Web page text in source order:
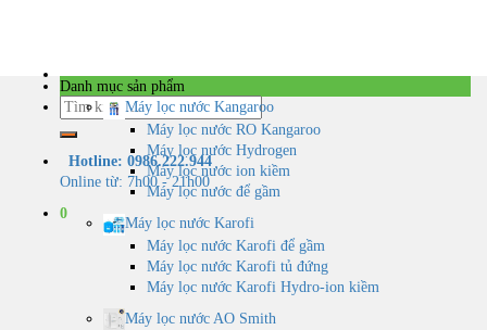
Tìm
Hotline: 0986.222.944
Online từ: 7h00 - 21h00
0
Danh mục sản phẩm
Máy lọc nước Kangaroo
Máy lọc nước RO Kangaroo
Máy lọc nước Hydrogen
Máy lọc nước ion kiềm
Máy lọc nước để gầm
Máy lọc nước Karofi
Máy lọc nước Karofi để gầm
Máy lọc nước Karofi tủ đứng
Máy lọc nước Karofi Hydro-ion kiềm
Máy lọc nước AO Smith